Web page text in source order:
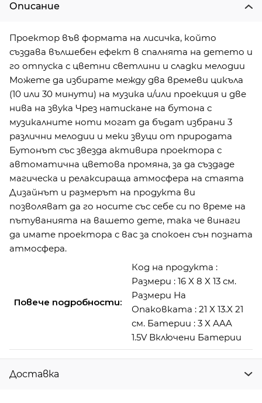
Описание
Проектор във формата на лисичка, който
създава вълшебен ефект в спалнята на детето и
го отпуска с цветни светлини и сладки мелодии
Можете да избирате между два времеви цикъла
(10 или 30 минути) на музика и/или проекция и две
нива на звука Чрез натискане на бутона с
музикалните ноти могат да бъдат избрани 3
различни мелодии и меки звуци от природата
Бутонът със звезда активира проектора с
автоматична цветова промяна, за да създаде
магическа и релаксираща атмосфера на стаята
Дизайнът и размерът на продукта ви
позволяват да го носите със себе си по време на
пътуванията на вашето дете, така че винаги
да имате проектора с вас за спокоен сън позната
атмосфера.
Повече подробности:
Код на продукта :
Размери : 16 X 8 X 13 см.
Размери На
Опаковката : 21 X 13.X 21
см. Батерии : 3 X AAA
1.5V Включени Батерии
Доставка